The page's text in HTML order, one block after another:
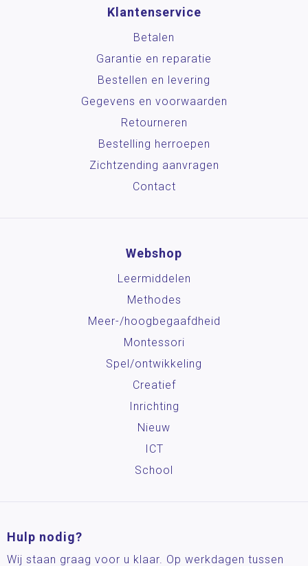
Klantenservice
Betalen
Garantie en reparatie
Bestellen en levering
Gegevens en voorwaarden
Retourneren
Bestelling herroepen
Zichtzending aanvragen
Contact
Webshop
Leermiddelen
Methodes
Meer-/hoog­begaafdheid
Montessori
Spel/ontwikkeling
Creatief
Inrichting
Nieuw
ICT
School
Hulp nodig?
Wij staan graag voor u klaar. Op werkdagen tussen